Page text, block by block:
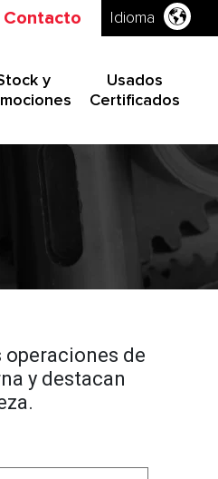
Contacto Idioma
y
Usados
Certificados
operaciones de
y destacan